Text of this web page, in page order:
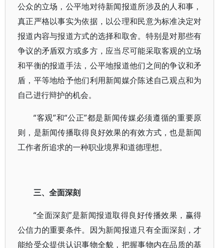
公众的立场，公平地对待新闻报道所涉及的人和事，
真正严格以事实为依据，以公理和民意为标准决定对
报道内容与报道方式的选择和取舍。特别是对那些有
争议的矛盾双方或多方，应当尽可能采取客观的立场
和平衡的报道手法，公平地报道他们之间的争议和矛
盾，平等地给予他们利用新闻媒介陈述自己观点和为
自己进行辩护的机会。
“客观”和“公正”都是新闻传媒必须遵循的重要原
则，是新闻传播取得良好效果的有效方式，也是新闻
工作者所追求的一种职业境界和道德理想。
三、全面深刻
“全面深刻”是新闻报道取得良好传播效果，赢得
公信力的重要条件。因为新闻报道只有全面深刻，才
能给受众提供认识事物全貌，把握事物内在品质的基